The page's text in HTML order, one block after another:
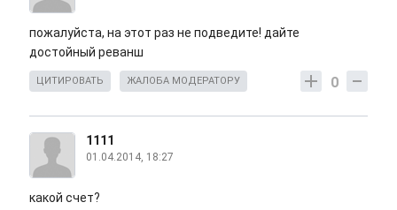
пожалуйста, на этот раз не подведите! дайте
достойный реванш
0
ЦИТИРОВАТЬ ЖАЛОБА МОДЕРАТОРУ
1111
01.04.2014, 18:27
какой счет?